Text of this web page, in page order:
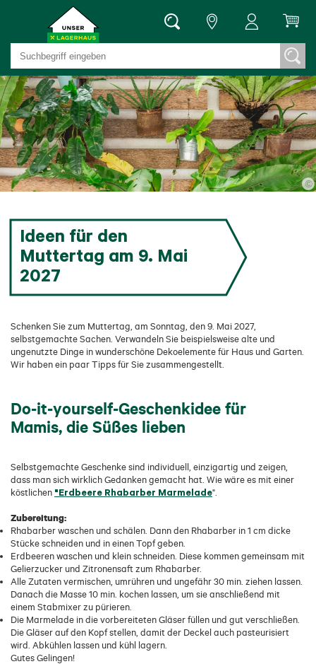
©
Ideen für den
Muttertag am 9. Mai
2027
Schenken Sie zum Muttertag, am Sonntag, den 9. Mai 2027,
selbstgemachte Sachen. Verwandeln Sie beispielsweise alte und
ungenutzte Dinge in wunderschöne Dekoelemente für Haus und Garten.
Wir haben ein paar Tipps für Sie zusammengestellt.
Do-it-yourself-Geschenkidee für
Mamis, die Süßes lieben
Selbstgemachte Geschenke sind individuell, einzigartig und zeigen,
dass man sich wirklich Gedanken gemacht hat. Wie wäre es mit einer
köstlichen "Erdbeere Rhabarber Marmelade".
Zubereitung:
Rhabarber waschen und schälen. Dann den Rhabarber in 1 cm dicke
Stücke schneiden und in einen Topf geben.
Erdbeeren waschen und klein schneiden. Diese kommen gemeinsam mit
Gelierzucker und Zitronensaft zum Rhabarber.
Alle Zutaten vermischen, umrühren und ungefähr 30 min. ziehen lassen.
Danach die Masse 10 min. kochen lassen, um sie anschließend mit
einem Stabmixer zu pürieren.
Die Marmelade in die vorbereiteten Gläser füllen und gut verschließen.
Die Gläser auf den Kopf stellen, damit der Deckel auch pasteurisiert
wird. Abkühlen lassen und kühl lagern.
Gutes Gelingen!